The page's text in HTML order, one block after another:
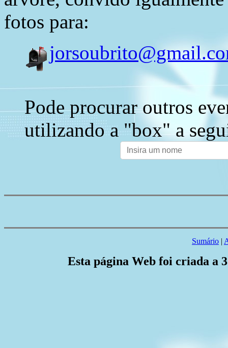
fotos para:
Pode procurar outros
utilizando a "box" a
Sumário |
Esta página Web foi criada a